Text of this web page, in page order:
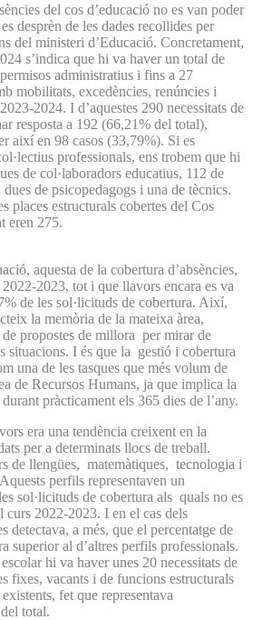
del cos d’educació no es van poder
desprèn de les dades recollides per
del ministeri d’Educació. Concretament,
s’indica que hi va haver un total de
administratius i fins a 27
mobilitats, excedències, renúncies i
2024. I d’aquestes 290 necessitats de
resposta a 192 (66,21% del total),
així en 98 casos (33,79%). Si es
professionals, ens trobem que hi
de col·laboradors educatius, 112 de
de psicopedagogs i una de tècnics.
places estructurals cobertes del Cos
eren 275.
aquesta de la cobertura d’absències,
2023, tot i que llavors encara es va
de les sol·licituds de cobertura. Així,
la memòria de la mateixa àrea,
de propostes de millora per mirar de
situacions. I és que la gestió i cobertura
una de les tasques que més volum de
de Recursos Humans, ja que implica la
pràcticament els 365 dies de l’any.
era una tendència creixent en la
per a determinats llocs de treball.
de llengües, matemàtiques, tecnologia i
perfils representaven un
sol·licituds de cobertura als quals no es
curs 2022-2023. I en el cas dels
detectava, a més, que el percentatge de
superior al d’altres perfils professionals.
hi va haver unes 20 necessitats de
fixes, vacants i de funcions estructurals
fet que representava
total.